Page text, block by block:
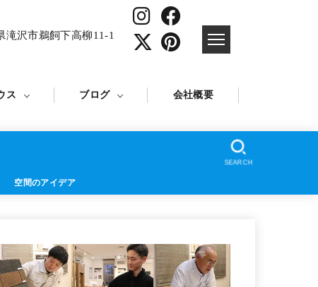
滝沢市鵜飼下高柳11-1
ス ブログ 会社概要
空間のアイデア
SEARCH